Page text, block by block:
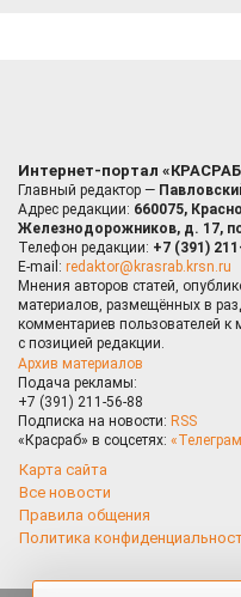
Интернет-портал
Главный редактор —
Адрес редакции: 660075,
Железнодорожников, д. 17,
Телефон редакции: +7 (391)
E-mail: redaktor@krasrab.krsn.ru
Мнения авторов статей,
материалов, размещённых в
комментариев пользователей к
с позицией редакции.
Архив материалов
Подача рекламы:
+7 (391) 211-56-88
Подписка на новости: RSS
«Красраб» в соцсетях:
Карта сайта
Все новости
Правила общения
Политика